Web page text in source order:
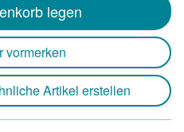
legen
vormerken
Artikel erstellen